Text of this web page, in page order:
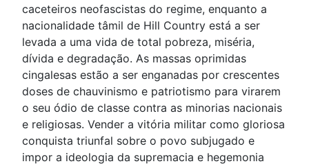
caceteiros neofascistas do regime, enquanto a
nacionalidade tâmil de Hill Country está a ser
levada a uma vida de total pobreza, miséria,
dívida e degradação. As massas oprimidas
cingalesas estão a ser enganadas por crescentes
doses de chauvinismo e patriotismo para virarem
o seu ódio de classe contra as minorias nacionais
e religiosas. Vender a vitória militar como gloriosa
conquista triunfal sobre o povo subjugado e
impor a ideologia da supremacia e hegemonia